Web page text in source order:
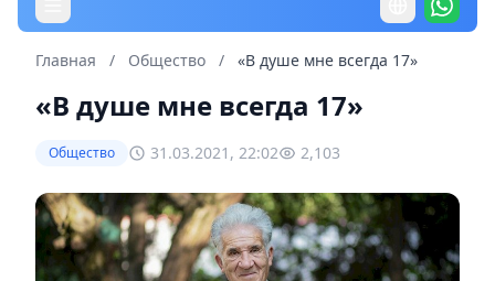
Главная / Общество / «В душе мне всегда 17»
«В душе мне всегда 17»
Общество 31.03.2021, 22:02 2,103